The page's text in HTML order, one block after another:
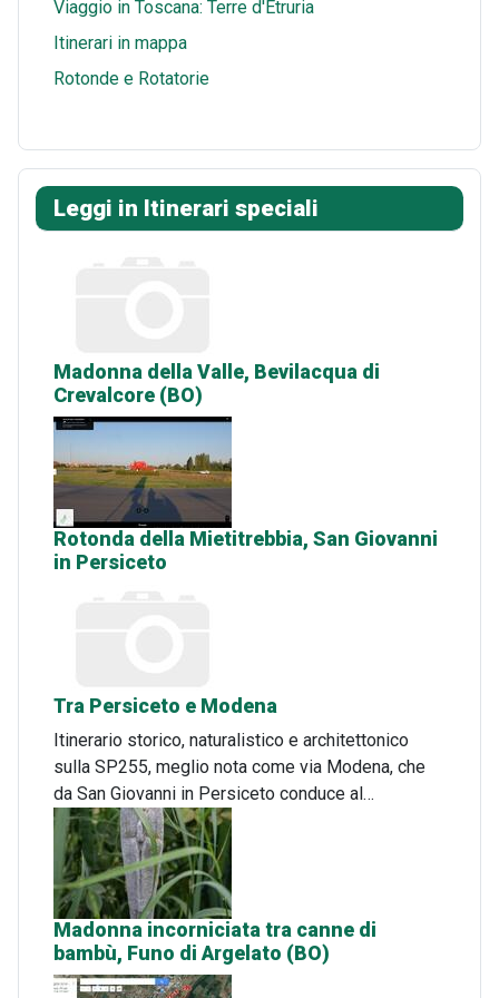
Viaggio in Toscana: Terre d'Etruria
Itinerari in mappa
Rotonde e Rotatorie
Leggi in Itinerari speciali
Madonna della Valle, Bevilacqua di
Crevalcore (BO)
Rotonda della Mietitrebbia, San Giovanni
in Persiceto
Tra Persiceto e Modena
Itinerario storico, naturalistico e architettonico
sulla SP255, meglio nota come via Modena, che
da San Giovanni in Persiceto conduce al…
Madonna incorniciata tra canne di
bambù, Funo di Argelato (BO)